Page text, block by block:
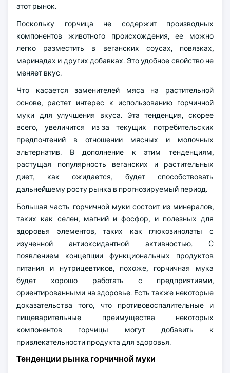
этот рынок.
Поскольку горчица не содержит производных
компонентов животного происхождения, ее можно
легко разместить в веганских соусах, повязках,
маринадах и других добавках. Это удобное свойство не
меняет вкус.
Что касается заменителей мяса на растительной
основе, растет интерес к использованию горчичной
муки для улучшения вкуса. Эта тенденция, скорее
всего, увеличится из-за текущих потребительских
предпочтений в отношении мясных и молочных
альтернатив. В дополнение к этим тенденциям,
растущая популярность веганских и растительных
диет, как ожидается, будет способствовать
дальнейшему росту рынка в прогнозируемый период.
Большая часть горчичной муки состоит из минералов,
таких как селен, магний и фосфор, и полезных для
здоровья элементов, таких как глюкозинолаты с
изученной антиоксидантной активностью. С
появлением концепции функциональных продуктов
питания и нутрицевтиков, похоже, горчичная мука
будет хорошо работать с предприятиями,
ориентированными на здоровье. Есть также некоторые
доказательства того, что противовоспалительные и
пищеварительные преимущества некоторых
компонентов горчицы могут добавить к
привлекательности продукта для здоровья.
Тенденции рынка горчичной муки